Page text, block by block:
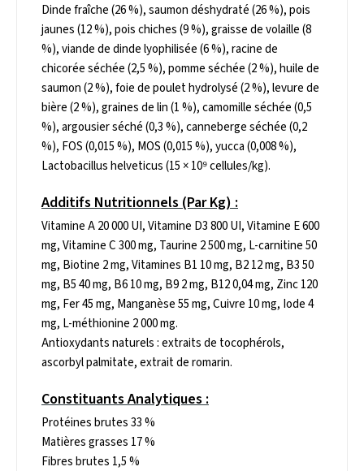
Dinde fraîche (26 %), saumon déshydraté (26 %), pois
jaunes (12 %), pois chiches (9 %), graisse de volaille (8
%), viande de dinde lyophilisée (6 %), racine de
chicorée séchée (2,5 %), pomme séchée (2 %), huile de
saumon (2 %), foie de poulet hydrolysé (2 %), levure de
bière (2 %), graines de lin (1 %), camomille séchée (0,5
%), argousier séché (0,3 %), canneberge séchée (0,2
%), FOS (0,015 %), MOS (0,015 %), yucca (0,008 %),
Lactobacillus helveticus (15 × 10⁹ cellules/kg).
Additifs Nutritionnels (par Kg) :
Vitamine A 20 000 UI, Vitamine D3 800 UI, Vitamine E 600
mg, Vitamine C 300 mg, Taurine 2 500 mg, L-carnitine 50
mg, Biotine 2 mg, Vitamines B1 10 mg, B2 12 mg, B3 50
mg, B5 40 mg, B6 10 mg, B9 2 mg, B12 0,04 mg, Zinc 120
mg, Fer 45 mg, Manganèse 55 mg, Cuivre 10 mg, Iode 4
mg, L-méthionine 2 000 mg.
Antioxydants naturels : extraits de tocophérols,
ascorbyl palmitate, extrait de romarin.
Constituants Analytiques :
Protéines brutes 33 %
Matières grasses 17 %
Fibres brutes 1,5 %